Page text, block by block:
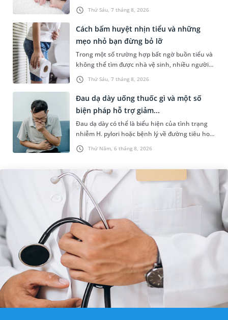
Thứ Sáu, 7 tháng 8, 2026
đang mắc bệnh đường hô hấp hay không.
Những chia sẻ dưới đây sẽ giúp ch...
Thứ Sáu, 7 tháng 8, 2026
Cách bấm huyệt nhịn tiểu và những
mẹo nhỏ bạn đừng bỏ lỡ
Trong một số trường hợp bất ngờ buồn tiểu và
không thể tìm được nhà vệ sinh, nhiều người
đã áp dụng phương pháp bấm huyệt nhịn tiểu.
Vậy cách bấm huyệt nhịn...
Thứ Năm, 6 tháng 8, 2026
Đau dạ dày uống thuốc gì và một số
biện pháp hỗ trợ giảm...
Đau dạ dày có thể là biểu hiện của tình trạng
nhiễm H. pylori hoặc bệnh lý về đường tiêu hoá
khác. Dựa theo nguyên nhân cụ thể, bác sĩ sẽ
cân nhắc chỉ định p...